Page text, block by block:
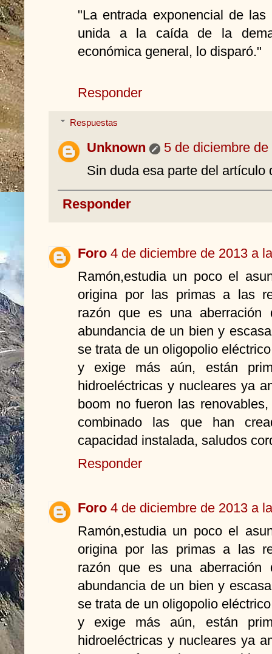
"La entrada exponencial de
unida a la caída de la
económica general, lo disparó."
Responder
Respuestas
Unknown
5 de diciembre
Sin duda esa parte del artículo
Responder
Foro 4 de diciembre de 2013 a
Ramón,estudia un poco el
origina por las primas a las
razón que es una
abundancia de un bien y
se trata de un oligopolio
y exige más aún, están
hidroeléctricas y nucleares ya
boom no fueron las
combinado las que han
capacidad instalada, saludos
Responder
Foro 4 de diciembre de 2013 a
Ramón,estudia un poco el
origina por las primas a las
razón que es una
abundancia de un bien y
se trata de un oligopolio
y exige más aún, están
hidroeléctricas y nucleares ya